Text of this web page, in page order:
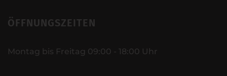
ÖFFNUNGSZEITEN
Montag bis Freitag 09:00 - 18:00 Uhr